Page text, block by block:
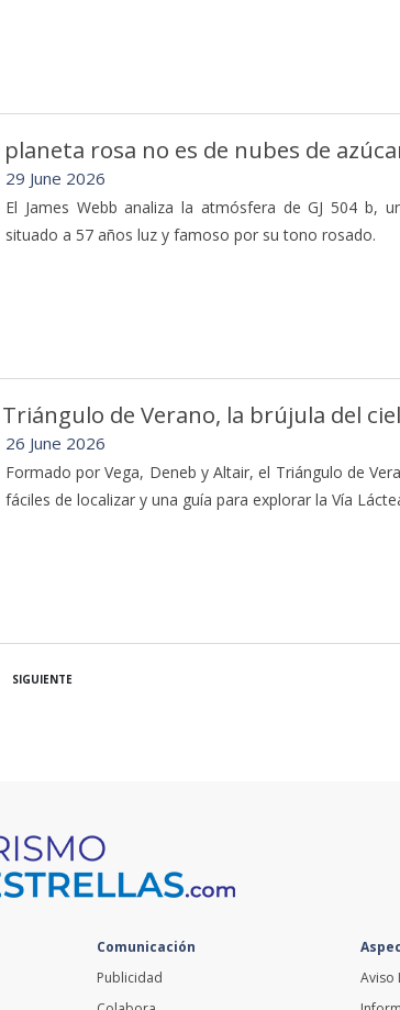
rosa no es de nubes de
29 June 2026
El James Webb analiza la atmósfera de GJ 504 b,
situado a 57 años luz y famoso por su tono rosado.
de Verano, la brújula del
26 June 2026
Formado por Vega, Deneb y Altair, el Triángulo de
fáciles de localizar y una guía para explorar la Vía
SIGUIENTE
Comunicación
Publicidad
Aviso